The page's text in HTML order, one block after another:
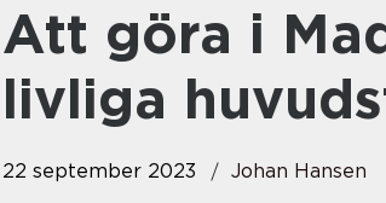
Att göra i Madrid: Upptäck den
livliga
22 september 2023 Johan Hansen